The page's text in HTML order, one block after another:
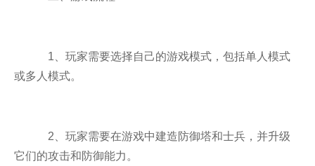
1、玩家需要选择自己的游戏模式，包括单人模式
或多人模式。
2、玩家需要在游戏中建造防御塔和士兵，并升级
它们的攻击和防御能力。